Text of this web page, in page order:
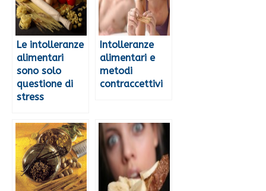
Le intolleranze
alimentari
sono solo
questione di
stress
Intolleranze
alimentari e
metodi
contraccettivi